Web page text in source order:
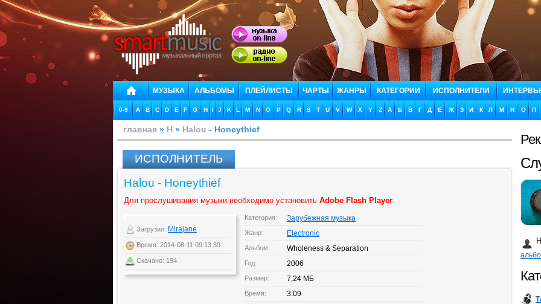
МУЗЫКА АЛЬБОМЫ ПЛЕЙЛИСТЫ ЧАРТЫ ЖАНРЫ КАТЕГОРИИ ИСПОЛНИТЕЛИ
0-9 A B C D E F G H I J K L M N O P Q R S T U V W X Y Z А Б В Г Д Е Ж З И К Л М Н О П
главная » H » Halou - Honeythief
ИСПОЛНИТЕЛЬ
Halou - Honeythief
Для прослушивания музыки необходимо установить Adobe Flash Player.
Загрузил: Mirajane
Время: 2014-08-11 09:13:39
Скачано: 194
Категория: Зарубежная музыка
Жанр: Electronic
Альбом: Wholeness & Separation
Год: 2006
Размер: 7,24 МБ
Время: 3:09